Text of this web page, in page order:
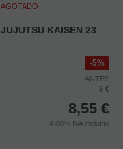
AGOTADO
JUJUTSU KAISEN 23
5%
ANTES
9 €
8,55 €
4.00% IVA incluido